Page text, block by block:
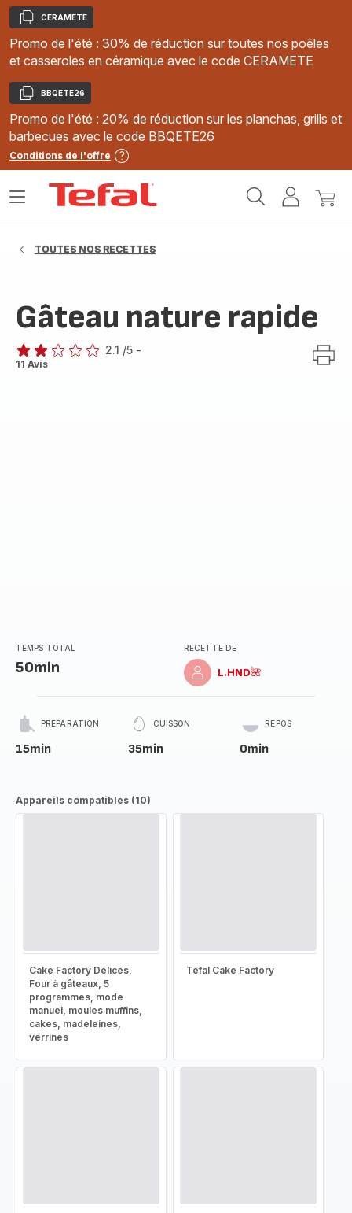
Copier
CERAMETE
Promo de l'été : 30% de réduction sur toutes nos poêles
et casseroles en céramique avec le code CERAMETE
Copier
BBQETE26
Promo de l'été : 20% de réduction sur les planchas, grills et
barbecues avec le code BBQETE26
Conditions de l'offre
MonMon
Ouvrir
TOUTES NOS RECETTES
Gâteau nature rapide
ratings.2.1
2.1 /5 -
11 Avis
TEMPS TOTAL
50min
RECETTE DE
L.HND🌺
PRÉPARATION
15min
CUISSON
35min
REPOS
0min
Appareils compatibles (10)
Cake Factory Délices,
Four à gâteaux, 5
programmes, mode
manuel, moules muffins,
cakes, madeleines,
verrines
Tefal Cake Factory